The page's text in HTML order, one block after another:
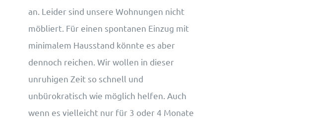
an. Leider sind unsere Wohnungen nicht
möbliert. Für einen spontanen Einzug mit
minimalem Hausstand könnte es aber
dennoch reichen. Wir wollen in dieser
unruhigen Zeit so schnell und
unbürokratisch wie möglich helfen. Auch
wenn es vielleicht nur für 3 oder 4 Monate